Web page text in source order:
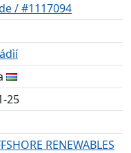
/ #1117094
25
RENEWABLES